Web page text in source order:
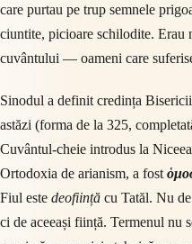
care purtau pe trup semnele
ciuntite, picioare schilodite. Erau
cuvântului — oameni care
Sinodul a definit credința
astăzi (forma de la 325,
Cuvântul-cheie introdus la
Ortodoxia de arianism, a fost
Fiul este deoființă cu Tatăl. Nu
ci de aceeași ființă. Termenul nu